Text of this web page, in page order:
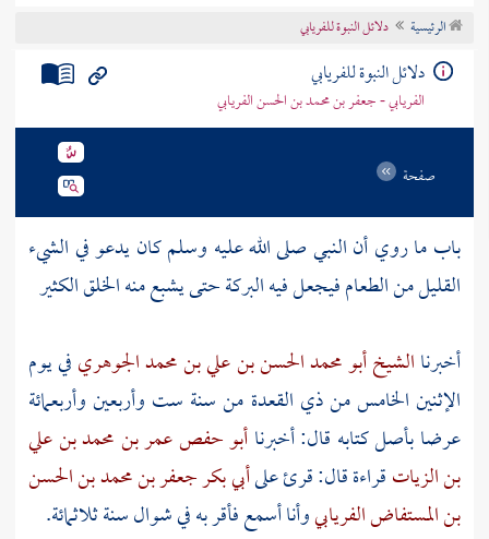
تراجم الأعلام
الرئيسية دلائل النبوة للفريابي
دلائل النبوة للفريابي
الفريابي - جعفر بن محمد بن الحسن الفريابي
صفحة
باب ما روي أن النبي صلى الله عليه وسلم كان يدعو في الشيء
القليل من الطعام فيجعل فيه البركة حتى يشبع منه الخلق الكثير
أخبرناالشيخ أبو محمد الحسن بن علي بن محمد الجوهريفي يوم
الإثنين الخامس من ذي القعدة من سنة ست وأربعين وأربعمائة
عرضا بأصل كتابه قال: أخبرناأبو حفص عمر بن محمد بن علي
بن الزياتقراءة قال: قرئ علىأبي بكر جعفر بن محمد بن الحسن
بن المستفاض الفريابيوأنا أسمع فأقر به في شوال سنة ثلاثمائة.